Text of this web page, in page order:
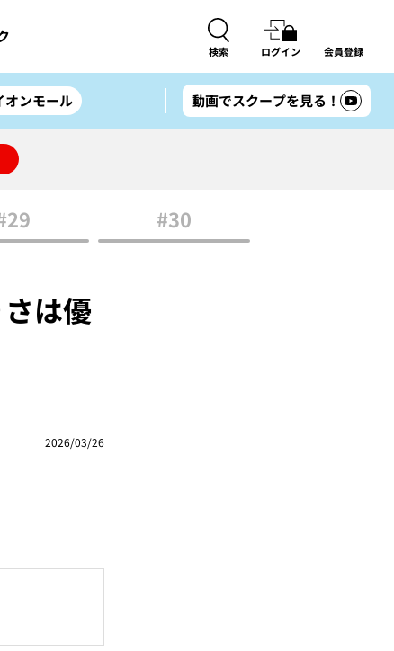
検索 ログイン 会員登録
オンモール 動画でスクープを見る！
#30
は優
2026/03/26